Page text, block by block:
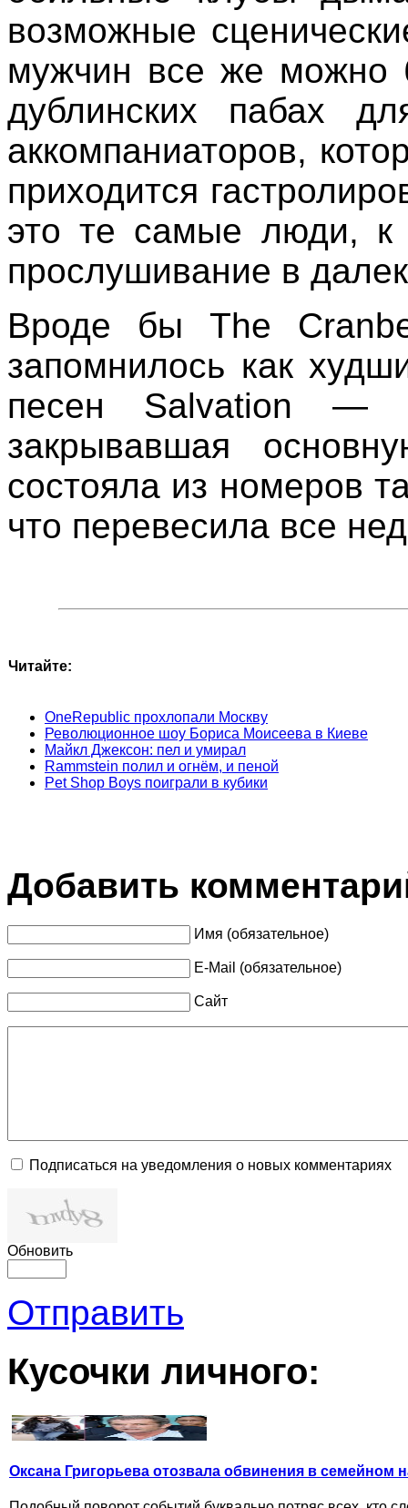
возможные
мужчин все же можно
дублинских пабах
аккомпаниаторов,
приходится
это те самые люди, к
прослушивание в
Вроде бы The
запомнилось как
песен Salvation —
закрывавшая
состояла из номеров
что перевесила все
Читайте:
OneRepublic прохлопали Москву
Революционное шоу Бориса Моисеева в Киеве
Майкл Джексон: пел и умирал
Rammstein полил и огнём, и пеной
Pet Shop Boys поиграли в кубики
Добавить
Имя (обязательное)
E-Mail (обязательное)
Сайт
Подписаться на уведомления о новых комментариях
Обновить
Отправить
Кусочки личного:
Оксана Григорьева отозвала обвинения в семейном